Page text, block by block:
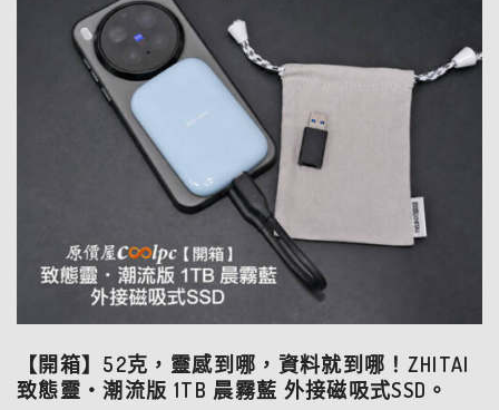
【開箱】52克，靈感到哪，資料就到哪！ZHITAI
致態靈‧潮流版 1TB 晨霧藍 外接磁吸式SSD。